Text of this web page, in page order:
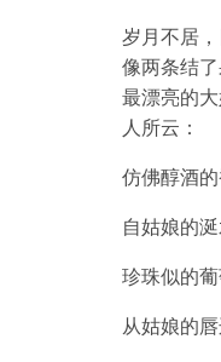
岁月不居
像两条结
最漂亮的
人所云：
仿佛醇酒的
自姑娘的涎
珍珠似的葡
从姑娘的唇